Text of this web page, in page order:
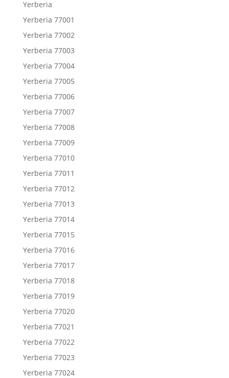
Yerberia
Yerberia 77001
Yerberia 77002
Yerberia 77003
Yerberia 77004
Yerberia 77005
Yerberia 77006
Yerberia 77007
Yerberia 77008
Yerberia 77009
Yerberia 77010
Yerberia 77011
Yerberia 77012
Yerberia 77013
Yerberia 77014
Yerberia 77015
Yerberia 77016
Yerberia 77017
Yerberia 77018
Yerberia 77019
Yerberia 77020
Yerberia 77021
Yerberia 77022
Yerberia 77023
Yerberia 77024